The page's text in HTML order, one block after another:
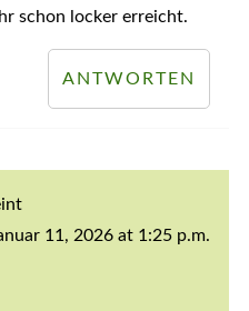
schon locker erreicht.
ANTWORTEN
11, 2026 at 1:25 p.m.